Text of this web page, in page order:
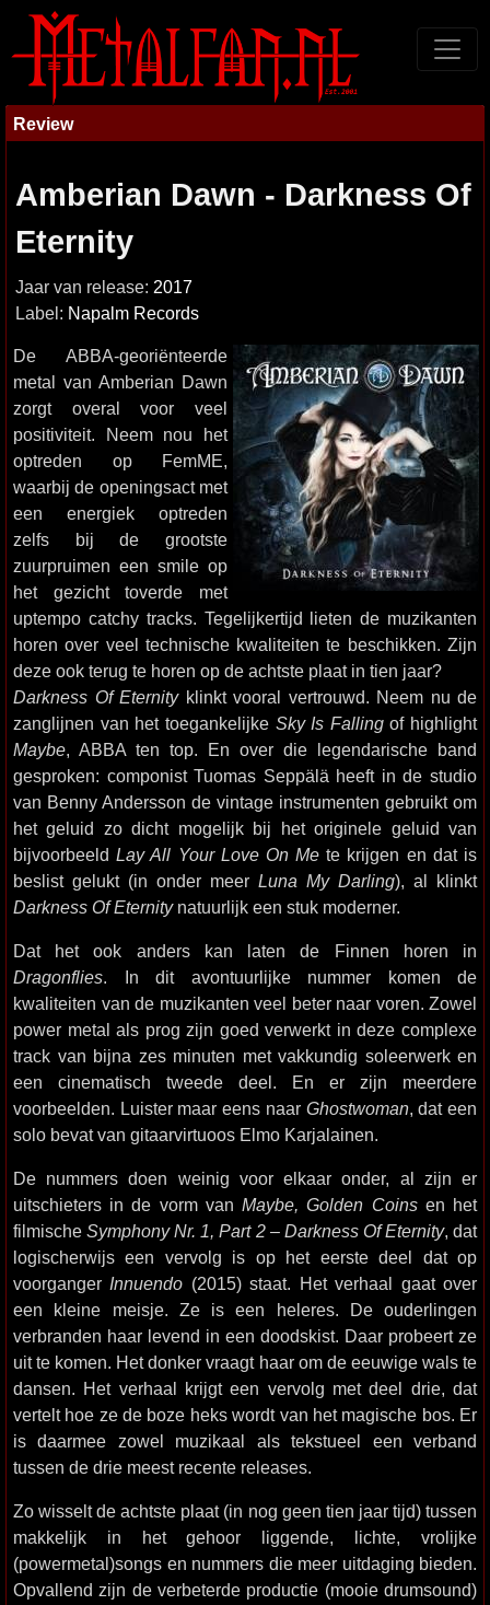
Review
Amberian Dawn - Darkness Of
Eternity
Jaar van release: 2017
Label: Napalm Records
De ABBA-georiënteerde
metal van Amberian Dawn
zorgt overal voor veel
positiviteit. Neem nou het
optreden op FemME,
waarbij de openingsact met
een energiek optreden
zelfs bij de grootste
zuurpruimen een smile op
het gezicht toverde met
uptempo catchy tracks. Tegelijkertijd lieten de muzikanten
horen over veel technische kwaliteiten te beschikken. Zijn
deze ook terug te horen op de achtste plaat in tien jaar?
Darkness Of Eternityklinkt vooral vertrouwd. Neem nu de
zanglijnen van het toegankelijke Sky Is Fallingof highlight
Maybe, ABBA ten top. En over die legendarische band
gesproken: componist Tuomas Seppälä heeft in de studio
van Benny Andersson de vintage instrumenten gebruikt om
het geluid zo dicht mogelijk bij het originele geluid van
bijvoorbeeldLay All Your Love On Me te krijgen en dat is
beslist gelukt (in onder meer Luna My Darling), al klinkt
Darkness Of Eternitynatuurlijk een stuk moderner.
Dat het ook anders kan laten de Finnen horen in
Dragonflies. In dit avontuurlijke nummer komen de
kwaliteiten van de muzikanten veel beter naar voren. Zowel
power metal als prog zijn goed verwerkt in deze complexe
track van bijna zes minuten met vakkundig soleerwerk en
een cinematisch tweede deel. En er zijn meerdere
voorbeelden. Luister maar eens naar Ghostwoman, dat een
solo bevat van gitaarvirtuoos Elmo Karjalainen.
De nummers doen weinig voor elkaar onder, al zijn er
uitschieters in de vorm vanMaybe, Golden Coinsen het
filmischeSymphony Nr. 1, Part 2 – Darkness Of Eternity, dat
logischerwijs een vervolg is op het eerste deel dat op
voorganger Innuendo (2015) staat. Het verhaal gaat over
een kleine meisje. Ze is een heleres. De ouderlingen
verbranden haar levend in een doodskist. Daar probeert ze
uit te komen. Het donker vraagt haar om de eeuwige wals te
dansen. Het verhaal krijgt een vervolg met deel drie, dat
vertelt hoe ze de boze heks wordt van het magische bos. Er
is daarmee zowel muzikaal als tekstueel een verband
tussen de drie meest recente releases.
Zo wisselt de achtste plaat (in nog geen tien jaar tijd) tussen
makkelijk in het gehoor liggende, lichte, vrolijke
(powermetal)songs en nummers die meer uitdaging bieden.
Opvallend zijn de verbeterde productie (mooie drumsound)